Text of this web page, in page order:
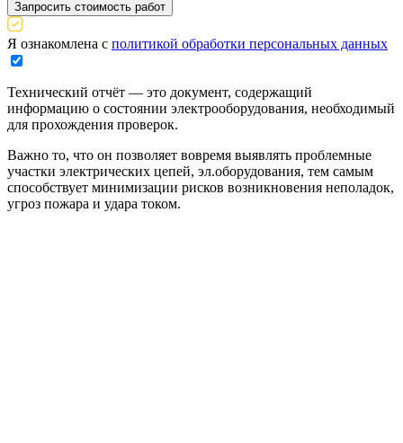
Я ознакомлена с политикой обработки персональных данных
Технический отчёт — это документ, содержащий
информацию о состоянии электрооборудования, необходимый
для прохождения проверок.
Важно то, что он позволяет вовремя выявлять проблемные
участки электрических цепей, эл.оборудования, тем самым
способствует минимизации рисков возникновения неполадок,
угроз пожара и удара током.